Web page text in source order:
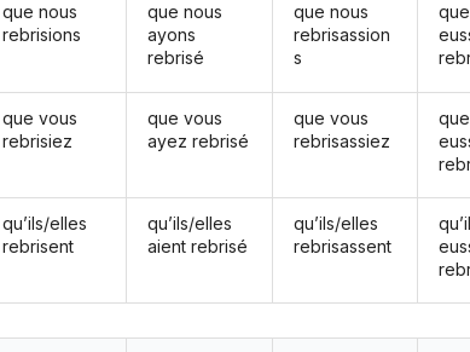
que nous
rebrisions
que vous
rebrisiez
qu’ils/elles
rebrisent
que nous
ayons
rebrisé
que vous
ayez rebrisé
qu’ils/elles
aient rebrisé
que nous
rebrisassion
s
que vous
rebrisassiez
qu’ils/elles
rebrisassent